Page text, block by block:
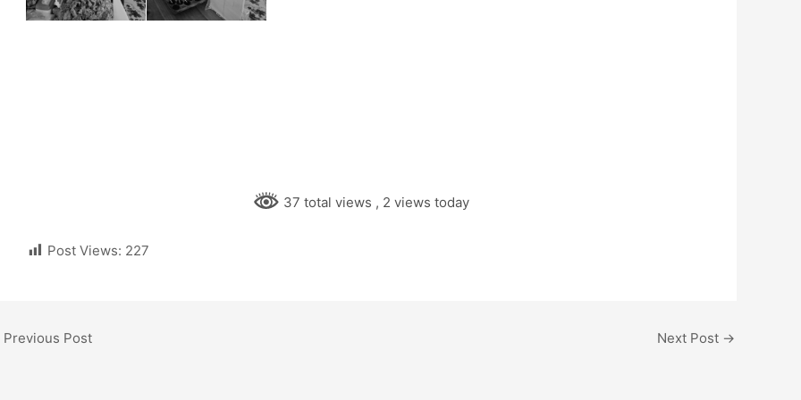
37 total views , 2 views today
Post Views: 227
Previous Post Next Post →